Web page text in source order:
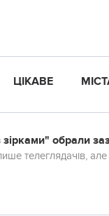
ЦІКАВЕ
обрали
телеглядачів, але